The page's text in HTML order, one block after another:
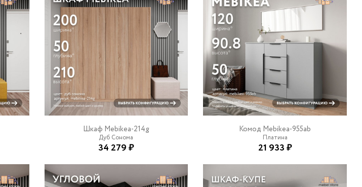
Шкаф Mebikea-214g
Дуб Сонома
34 279 ₽
Комод Mebikea-955ab
Платина
21 933 ₽